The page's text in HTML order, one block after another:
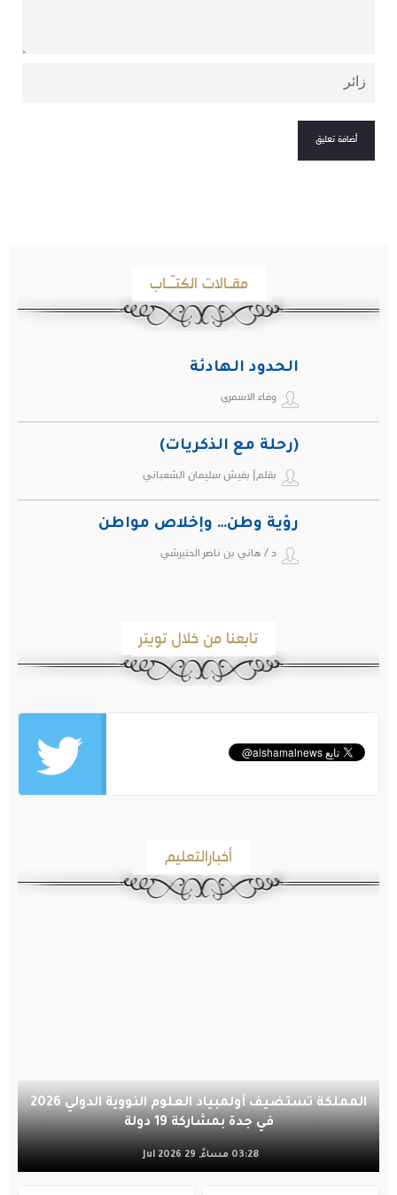
مقـالات الكتـّـاب
الحدود الهادئة
وفاء الاسمري
(رحلة مع الذكريات)
بقلم| بقيش سليمان الشعباني
رؤية وطن… وإخلاص مواطن
د / هاني بن ناصر الحتيرشي
تابعنا من خلال تويتر
أخبارالتعليم
المملكة تستضيف أولمبياد العلوم النووية الدولي 2026
في جدة بمشاركة 19 دولة
03:28 مساءً, 29 Jul 2026